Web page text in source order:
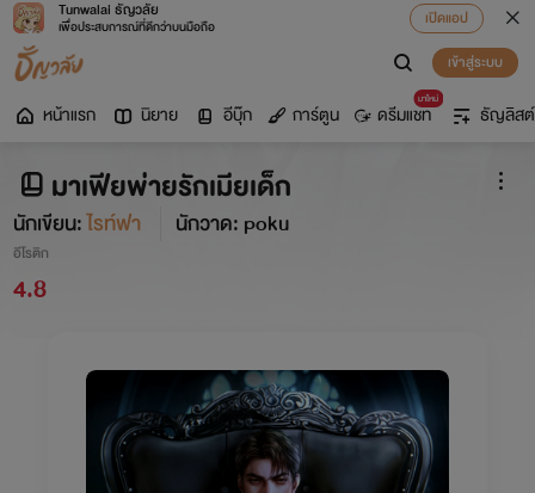
Tunwalai ธัญวลัย
เพื่อประสบการณ์ที่ดีกว่าบนมือถือ
เปิดแอป
เข้าสู่ระบบ
หน้าแรก นิยาย อีบุ๊ก การ์ตูน
มาใหม่
ดรีมแชท ธัญลิสต์
มาเฟียพ่ายรักเมียเด็ก
นักเขียน:ไรท์ฟา นักวาด: poku
อีโรติก
4.8